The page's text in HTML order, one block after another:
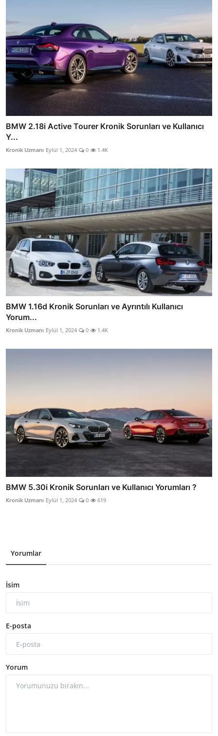
BMW 2.18i Active Tourer Kronik Sorunları ve Kullanıcı
Y...
Kronik Uzmanı Eylül 1, 2024 0 1.4K
BMW 1.16d Kronik Sorunları ve Ayrıntılı Kullanıcı
Yorum...
Kronik Uzmanı Eylül 1, 2024 0 1.4K
BMW 5.30i Kronik Sorunları ve Kullanıcı Yorumları ?
Kronik Uzmanı Eylül 1, 2024 0 619
Yorumlar
İsim
E-posta
Yorum